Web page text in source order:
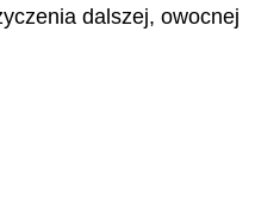
dalszej, owocnej